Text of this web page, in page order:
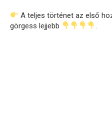
A teljes történet az első
görgess lejjebb
.